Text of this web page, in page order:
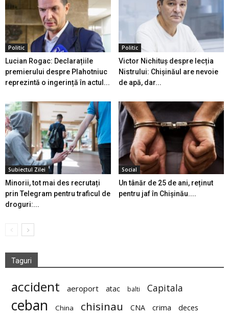
Politic
Lucian Rogac: Declarațiile
premierului despre Plahotniuc
reprezintă o ingerință în actul...
Politic
Victor Nichituș despre lecția
Nistrului: Chișinăul are nevoie
de apă, dar...
Subiectul Zilei
Minorii, tot mai des recrutați
prin Telegram pentru traficul de
droguri:...
Social
Un tânăr de 25 de ani, reținut
pentru jaf în Chișinău....
Taguri
accident aeroport atac balti Capitala
ceban China chisinau CNA crima deces